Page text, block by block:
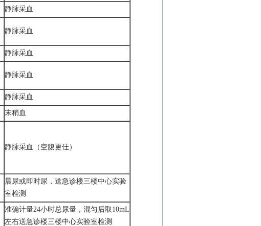
静脉采血
静脉采血
静脉采血
静脉采血
静脉采血
末稍血
静脉采血（空腹更佳）
晨尿或即时尿，送急诊楼三楼中心实验
室检测
准确计量24小时总尿量，混匀后取10mL
左右送急诊楼三楼中心实验室检测